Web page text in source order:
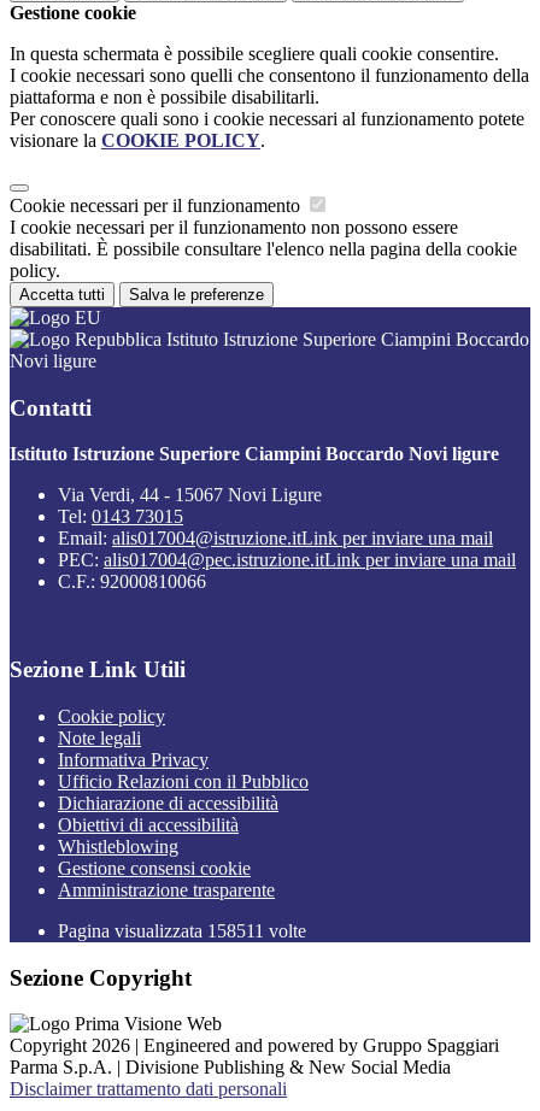
Gestione cookie
In questa schermata è possibile scegliere quali cookie consentire.
I cookie necessari sono quelli che consentono il funzionamento della
piattaforma e non è possibile disabilitarli.
Per conoscere quali sono i cookie necessari al funzionamento potete
visionare la COOKIE POLICY.
Cookie necessari per il funzionamento
I cookie necessari per il funzionamento non possono essere
disabilitati. È possibile consultare l'elenco nella pagina della cookie
policy.
Accetta tutti Salva le preferenze
Istituto Istruzione Superiore Ciampini Boccardo
Novi ligure
Contatti
Istituto Istruzione Superiore Ciampini Boccardo Novi ligure
Via Verdi, 44 - 15067 Novi Ligure
Tel: 0143 73015
Email: alis017004@istruzione.itLink per inviare una mail
PEC: alis017004@pec.istruzione.itLink per inviare una mail
C.F.: 92000810066
Sezione Link Utili
Cookie policy
Note legali
Informativa Privacy
Ufficio Relazioni con il Pubblico
Dichiarazione di accessibilità
Obiettivi di accessibilità
Whistleblowing
Gestione consensi cookie
Amministrazione trasparente
Pagina visualizzata 158511 volte
Sezione Copyright
Copyright 2026 | Engineered and powered by Gruppo Spaggiari
Parma S.p.A. | Divisione Publishing & New Social Media
Disclaimer trattamento dati personali